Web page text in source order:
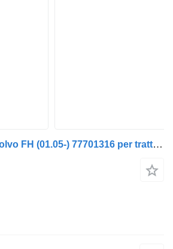
Kit di riparazione Volvo FH (01.05-) 77701316 per trattore stradale Volvo FH12, FH16, NH12, FH, VNL780 (1993-2014)